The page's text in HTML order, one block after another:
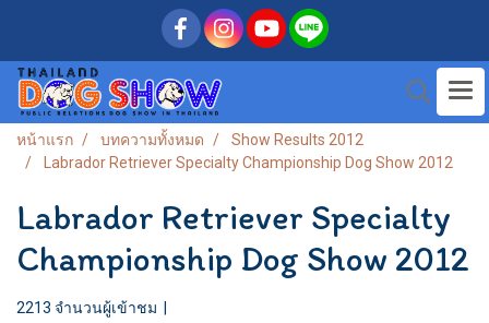
หน้าแรก บทความทั้งหมด
Show Results 2012
Labrador Retriever Specialty Championship Dog Show 2012
Labrador Retriever Specialty
Championship Dog Show 2012
2213 จำนวนผู้เข้าชม